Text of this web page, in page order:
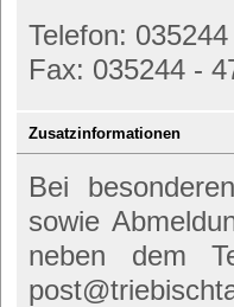
Telefon:
Fax: 035244 -
Zusatzinformationen
Bei
sowie
neben dem